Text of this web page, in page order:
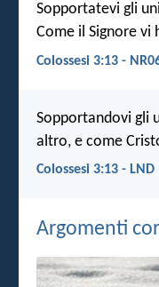
Sopportatevi gli
Come il Signore vi
Colossesi 3:13 -
Sopportandovi gli
altro, e come
Colossesi 3:13 - LND
Argomenti